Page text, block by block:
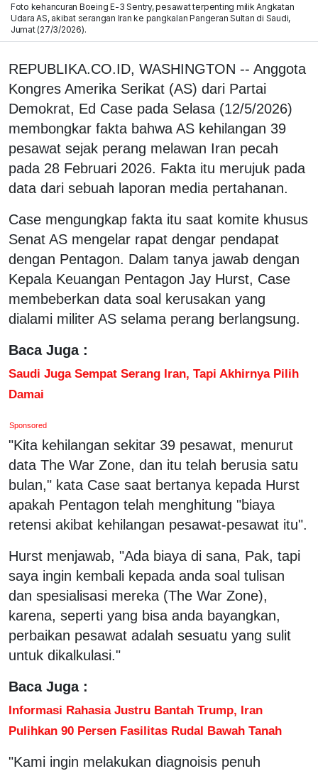
Foto kehancuran Boeing E-3 Sentry, pesawat terpenting milik Angkatan
Udara AS, akibat serangan Iran ke pangkalan Pangeran Sultan di Saudi,
Jumat (27/3/2026).
REPUBLIKA.CO.ID, WASHINGTON -- Anggota
Kongres Amerika Serikat (AS) dari Partai
Demokrat, Ed Case pada Selasa (12/5/2026)
membongkar fakta bahwa AS kehilangan 39
pesawat sejak perang melawan Iran pecah
pada 28 Februari 2026. Fakta itu merujuk pada
data dari sebuah laporan media pertahanan.
Case mengungkap fakta itu saat komite khusus
Senat AS mengelar rapat dengar pendapat
dengan Pentagon. Dalam tanya jawab dengan
Kepala Keuangan Pentagon Jay Hurst, Case
membeberkan data soal kerusakan yang
dialami militer AS selama perang berlangsung.
Baca Juga :
Saudi Juga Sempat Serang Iran, Tapi Akhirnya Pilih
Damai
Sponsored
"Kita kehilangan sekitar 39 pesawat, menurut
data The War Zone, dan itu telah berusia satu
bulan," kata Case saat bertanya kepada Hurst
apakah Pentagon telah menghitung "biaya
retensi akibat kehilangan pesawat-pesawat itu".
Hurst menjawab, "Ada biaya di sana, Pak, tapi
saya ingin kembali kepada anda soal tulisan
dan spesialisasi mereka (The War Zone),
karena, seperti yang bisa anda bayangkan,
perbaikan pesawat adalah sesuatu yang sulit
untuk dikalkulasi."
Baca Juga :
Informasi Rahasia Justru Bantah Trump, Iran
Pulihkan 90 Persen Fasilitas Rudal Bawah Tanah
"Kami ingin melakukan diagnoisis penuh